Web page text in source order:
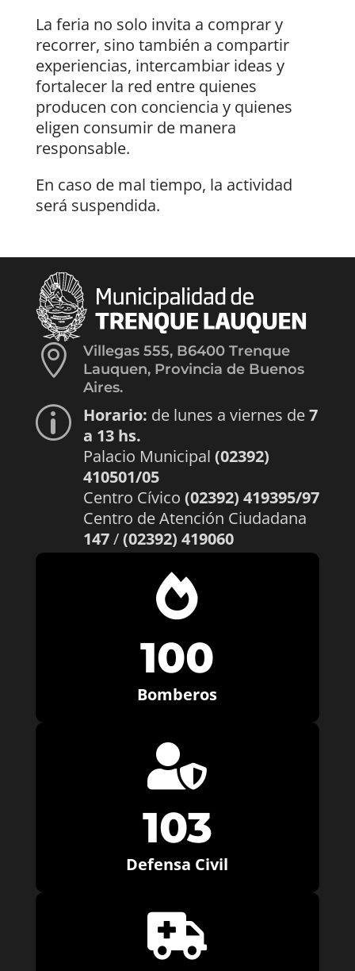
La feria no solo invita a comprar y
recorrer, sino también a compartir
experiencias, intercambiar ideas y
fortalecer la red entre quienes
producen con conciencia y quienes
eligen consumir de manera
responsable.
En caso de mal tiempo, la actividad
será suspendida.

Villegas 555, B6400 Trenque
Lauquen, Provincia de Buenos
Aires.
p Horario: de lunes a viernes de7
a 13 hs.
Palacio Municipal (02392)
410501/05
Centro Cívico (02392) 419395/97
Centro de Atención Ciudadana
147/(02392) 419060

100
Bomberos

103
Defensa Civil
